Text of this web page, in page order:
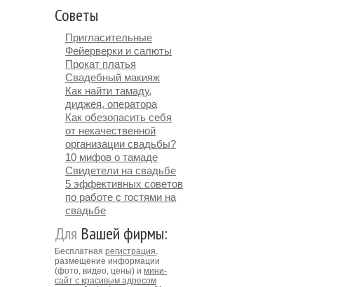
Советы
Пригласительные
Фейерверки и салюты
Прокат платья
Свадебный макияж
Как найти тамаду,
диджея, оператора
Как обезопасить себя
от некачественной
организации свадьбы?
10 мифов о тамаде
Свидетели на свадьбе
5 эффективных советов
по работе с гостями на
свадьбе
Для Вашей фирмы:
Бесплатная регистрация,
размещение информации
(фото, видео, цены) и мини-
сайт с красивым адресом